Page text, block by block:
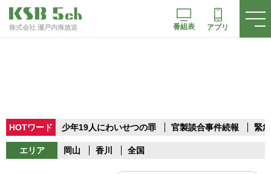
株式会社 瀬戸内海放送 番組表 アプリ
HOTワード 少年19人にわいせつの罪 官製談合事件続報 緊
エリア 岡山 香川 全国